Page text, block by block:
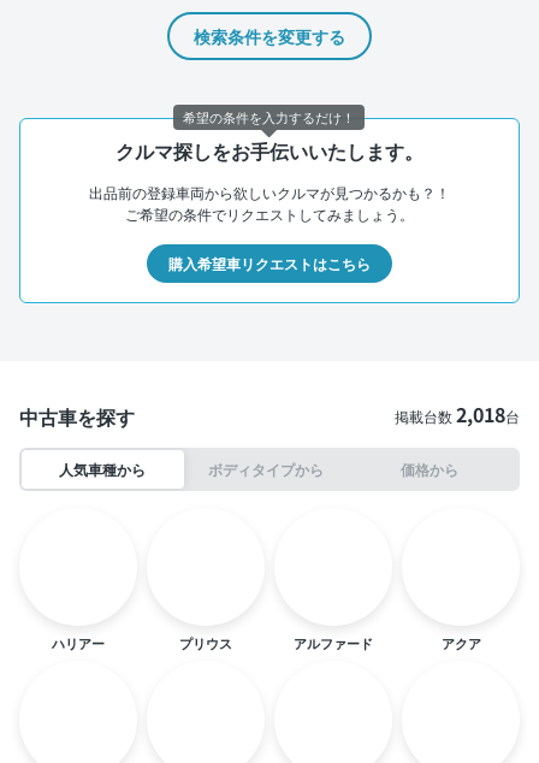
検索条件を変更する
クルマ探しをお手伝いいたします。
出品前の登録車両から欲しいクルマが見つかるかも？！
ご希望の条件でリクエストしてみましょう。
購入希望車リクエストはこちら
中古車を探す 掲載台数2,018台
人気車種から ボディタイプから 価格から
ハリアー プリウス アルファード アクア
希望の条件を入力するだけ！